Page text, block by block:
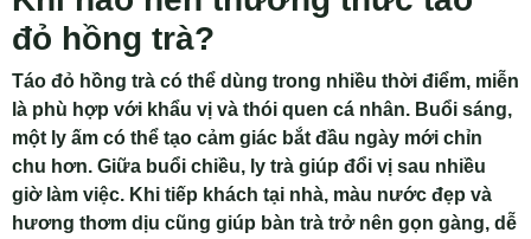
đỏ hồng trà?
Táo đỏ hồng trà có thể dùng trong nhiều thời điểm, miễn
là phù hợp với khẩu vị và thói quen cá nhân. Buổi sáng,
một ly ấm có thể tạo cảm giác bắt đầu ngày mới chỉn
chu hơn. Giữa buổi chiều, ly trà giúp đổi vị sau nhiều
giờ làm việc. Khi tiếp khách tại nhà, màu nước đẹp và
hương thơm dịu cũng giúp bàn trà trở nên gọn gàng, dễ